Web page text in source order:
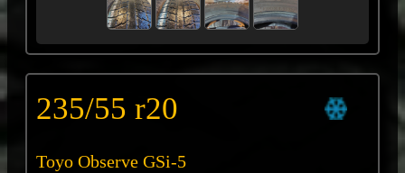
235/55 r20
Toyo Observe GSi-5